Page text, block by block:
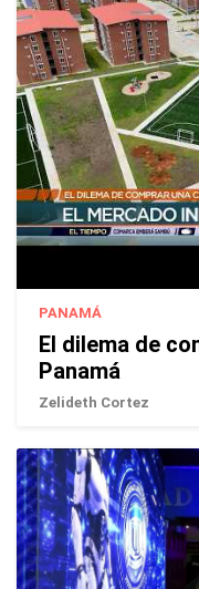
PANAMÁ
El dilema de
Panamá
Zelideth Cortez